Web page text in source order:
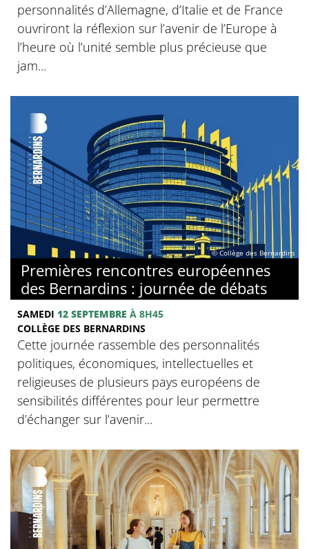
personnalités d’Allemagne, d’Italie et de France
ouvriront la réflexion sur l’avenir de l’Europe à
l’heure où l’unité semble plus précieuse que
jam...
© Collège des Bernardins
Premières rencontres européennes
des Bernardins : journée de débats
SAMEDI 12 SEPTEMBRE À 8H45
COLLÈGE DES BERNARDINS
Cette journée rassemble des personnalités
politiques, économiques, intellectuelles et
religieuses de plusieurs pays européens de
sensibilités différentes pour leur permettre
d’échanger sur l’avenir...